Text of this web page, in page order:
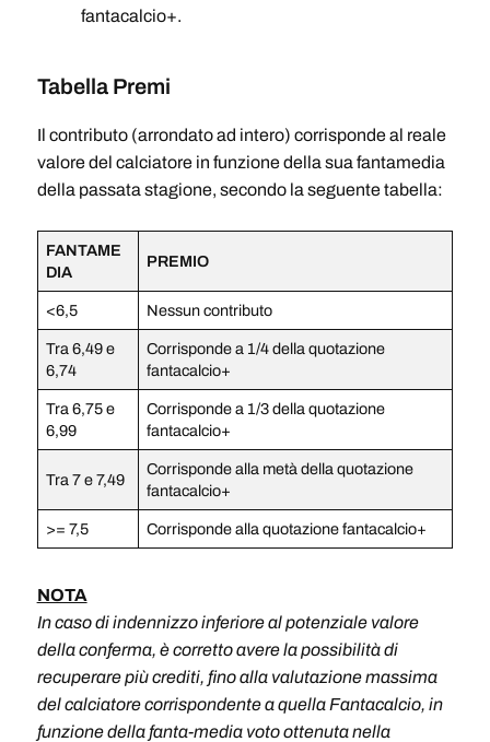
fantacalcio+.
Tabella Premi
Il contributo (arrondato ad intero) corrisponde al reale
valore del calciatore in funzione della sua fantamedia
della passata stagione, secondo la seguente tabella:
FANTAME
DIA
PREMIO
<6,5 Nessun contributo
Tra 6,49 e
6,74
Corrisponde a 1/4 della quotazione
fantacalcio+
Tra 6,75 e
6,99
Corrisponde a 1/3 della quotazione
fantacalcio+
Tra 7 e 7,49
Corrisponde alla metà della quotazione
fantacalcio+
>= 7,5 Corrisponde alla quotazione fantacalcio+
NOTA
In caso di indennizzo inferiore al potenziale valore
della conferma, è corretto avere la possibilità di
recuperare più crediti, fino alla valutazione massima
del calciatore corrispondente a quella Fantacalcio, in
funzione della fanta-media voto ottenuta nella